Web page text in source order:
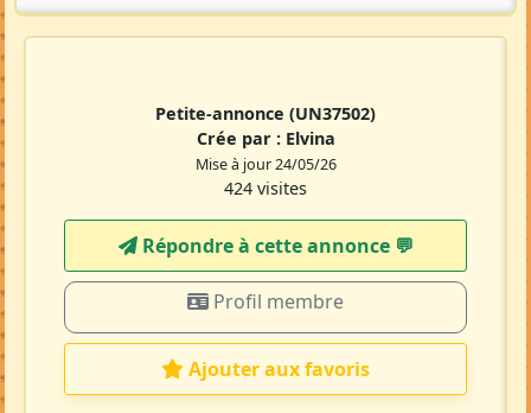
Petite-annonce (UN37502)
Crée par : Elvina
Mise à jour 24/05/26
424 visites
Répondre à cette annonce 💬​
Profil membre
Ajouter aux favoris